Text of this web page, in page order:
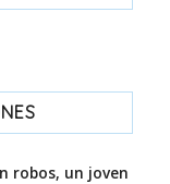
robos, un joven